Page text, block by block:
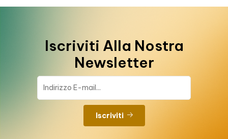
Iscriviti Alla Nostra
Newsletter
Iscriviti